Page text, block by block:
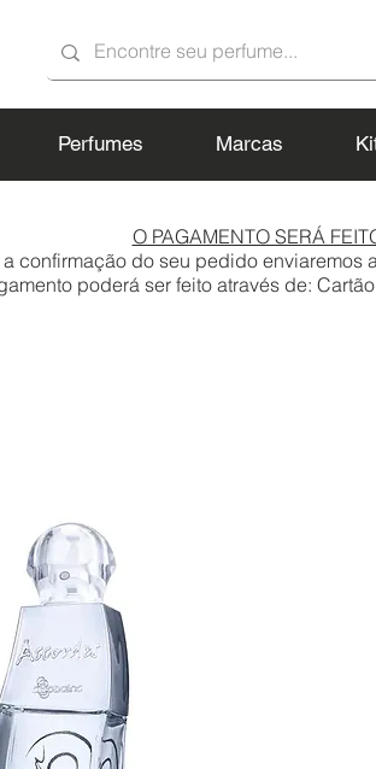
Perfumes Marcas
O PAGAMENTO SERÁ
confirmação do seu pedido enviaremos
poderá ser feito através de: